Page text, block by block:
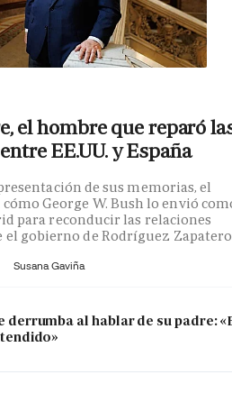
el hombre que reparó
EE.UU. y España
de sus memorias, el
George W. Bush lo envió
para reconducir las relaciones
gobierno de Rodríguez Zapatero
Susana Gaviña
derrumba al hablar de su padre: